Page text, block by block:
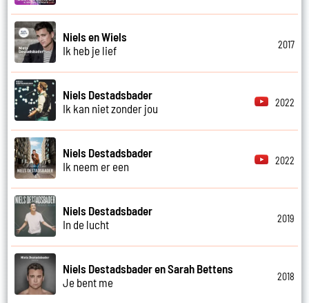
Niels en Wiels
Ik heb je lief
2017
Niels Destadsbader
Ik kan niet zonder jou
2022
Niels Destadsbader
Ik neem er een
2022
Niels Destadsbader
In de lucht
2019
Niels Destadsbader en Sarah Bettens
Je bent me
2018